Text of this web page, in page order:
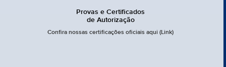
Provas e Certificados
de Autorização
Confira nossas certificações oficiais aqui (Link)